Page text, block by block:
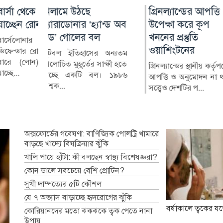
আরাউহো
আরাউহোকে
ভেড়াতে
আন্তর্জাতিক আদিবাসী
দিবস ২০২৬ : বৈচিত্র্যে
সমৃদ্ধ বাংলাদেশে মর্যাদা
ও অধিকার চাই
আদিবাসী জনগণের অধিকার
সংরক্ষণ এবং তাদের নানামুখী
চ্যালেঞ্জ সম্পর্কে বিশ্বব্যা...
বিশ্বে প্রথম
ফ্লু টিকা
অনুমোদন
বিশ্বে
মেসেঞ্জার
(এমআরএনএ) প্রযুক্তি
করে তৈরি ফ্...
অব
অন্যতম
হতে
১৯৮৬
গ্রিনল্যান্ডের আপত্তি
উপেক্ষা করে কূপ
খননের প্রস্তুতি
ওয়াশিংটনের
গ্রিনল্যান্ডের স্থানীয় কর্তৃপক্ষের
আপত্তি ও অনুমোদন না থাকা
সত্ত্বেও দেশটির প...
রাশিয়া-ইউক্রেন
পাল্টাপাল্টি হামলায়
নিহত ৩, আহত ১০
রাশিয়া ও ইউক্রেনের
শনিবার রাতভর
হামলায় অন্তত তিনজন
ও...
অক্সফোর্ডের গবেষণা: বাণিজ্যিক পোলট্রি খামারে
বাড়ছে খাদ্যে বিষক্রিয়ার ঝুঁকি
খালি পায়ে হাঁটা: কী বলছেন স্বাস্থ্য বিশেষজ্ঞরা?
কোন ডালে সবচেয়ে বেশি প্রোটিন?
সুখী দাম্পত্যের ৫টি কৌশল
যে ৭ অভ্যাস বাড়াচ্ছে হৃদরোগের ঝুঁকি
কোরিয়ানদের মতো ঝকঝকে ত্বক পেতে নানা
উপায়
বর্ষাকালে ত্বকের